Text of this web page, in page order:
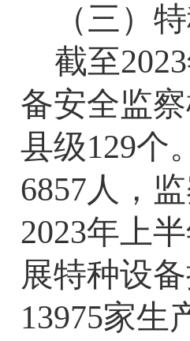
（三）
截至2023
备安全监
县级129个
6857人，
2023年上
展特种设
13975家生